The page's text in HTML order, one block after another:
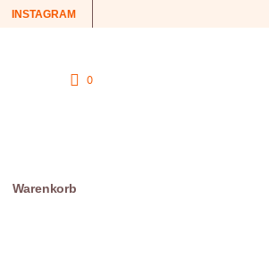
INSTAGRAM
0
Warenkorb